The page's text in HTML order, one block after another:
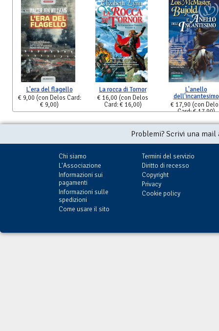
L'era del flagello
€ 9,00 (con Delos Card:
€ 9,00)
La rocca di Tornor
€ 16,00 (con Delos
Card: € 16,00)
L'anello
dell'incantesimo
€ 17,90 (con
Card: € 17,90)
Problemi? Scrivi una
Chi siamo
L'Associazione
Informazioni sui
pagamenti
Informazioni sulle
spedizioni
Come usare il sito
Termini del servizio
Diritto di recesso
Copyright
Privacy
Cookie policy